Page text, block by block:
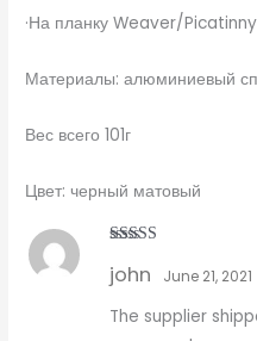
·На планку Weaver/Picatinny
Материалы: алюминиевый
Вес всего 101г
Цвет: черный матовый
of 5
john June 21, 2021
The supplier